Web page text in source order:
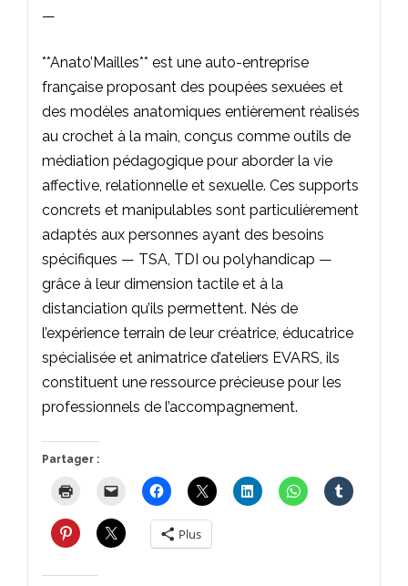
—
**Anato’Mailles** est une auto-entreprise
française proposant des poupées sexuées et
des modèles anatomiques entièrement réalisés
au crochet à la main, conçus comme outils de
médiation pédagogique pour aborder la vie
affective, relationnelle et sexuelle. Ces supports
concrets et manipulables sont particulièrement
adaptés aux personnes ayant des besoins
spécifiques — TSA, TDI ou polyhandicap —
grâce à leur dimension tactile et à la
distanciation qu’ils permettent. Nés de
l’expérience terrain de leur créatrice, éducatrice
spécialisée et animatrice d’ateliers EVARS, ils
constituent une ressource précieuse pour les
professionnels de l’accompagnement.
Partager :
Plus